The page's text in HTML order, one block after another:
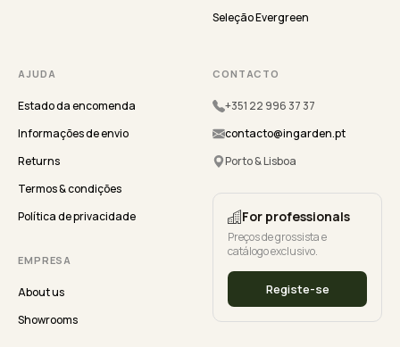
Seleção Evergreen
AJUDA
Estado da encomenda
Informações de envio
Returns
Termos & condições
Política de privacidade
EMPRESA
About us
Showrooms
CONTACTO
+351 22 996 37 37
contacto@ingarden.pt
Porto & Lisboa
For professionals
Preços de grossista e
catálogo exclusivo.
Registe-se